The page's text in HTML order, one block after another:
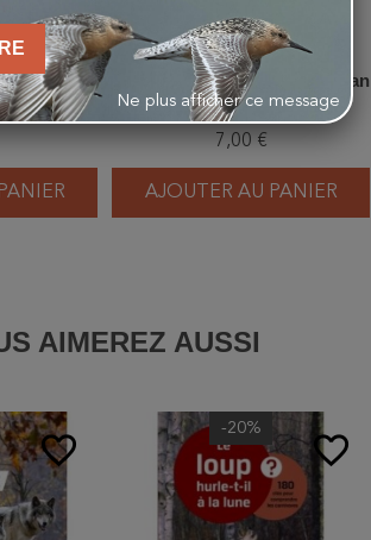
pour
Tasse Rouge-gorge - Elwin van
der Kolk
7,00 €
AJOUTER AU PANIER
AIMEREZ AUSSI
favorite_border favorite_border
-20%
Ne plus afficher ce message